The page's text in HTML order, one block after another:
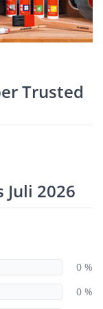
Trusted
2026
0 %
0 %